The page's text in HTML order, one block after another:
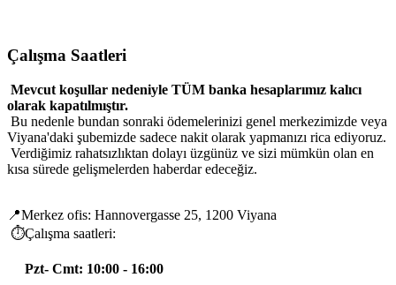
Çalışma Saatleri
Mevcut koşullar nedeniyle TÜM banka hesaplarımız kalıcı
olarak kapatılmıştır.
Bu nedenle bundan sonraki ödemelerinizi genel merkezimizde veya
Viyana'daki şubemizde sadece nakit olarak yapmanızı rica ediyoruz.
Verdiğimiz rahatsızlıktan dolayı üzgünüz ve sizi mümkün olan en
kısa sürede gelişmelerden haberdar edeceğiz.
📍Merkez ofis: Hannovergasse 25, 1200 Viyana
⏱️Çalışma saatleri:
Pzt- Cmt: 10:00 - 16:00